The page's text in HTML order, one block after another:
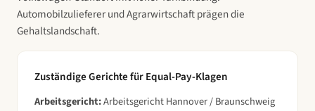
Automobilzulieferer und Agrarwirtschaft prägen die
Gehaltslandschaft.
Zuständige Gerichte für Equal-Pay-Klagen
Arbeitsgericht:Arbeitsgericht Hannover / Braunschweig